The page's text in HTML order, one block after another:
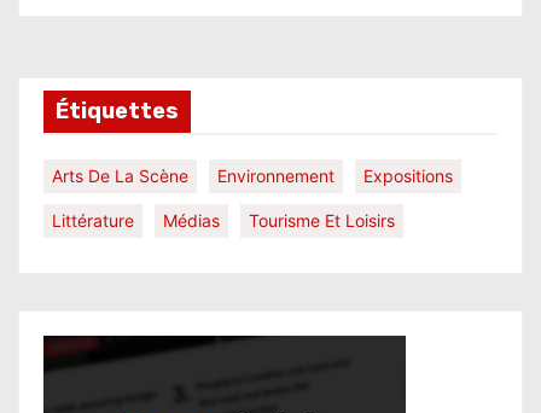
Étiquettes
Arts De La Scène Environnement Expositions
Littérature Médias Tourisme Et Loisirs